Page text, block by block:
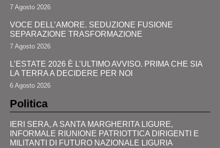
7 Agosto 2026
VOCE DELL’AMORE. SEDUZIONE FUSIONE
SEPARAZIONE TRASFORMAZIONE
7 Agosto 2026
L’ESTATE 2026 È L’ULTIMO AVVISO. PRIMA CHE SIA
LA TERRA A DECIDERE PER NOI
6 Agosto 2026
Politica
IERI SERA, A SANTA MARGHERITA LIGURE,
INFORMALE RIUNIONE PATRIOTTICA DIRIGENTI E
MILITANTI DI FUTURO NAZIONALE LIGURIA